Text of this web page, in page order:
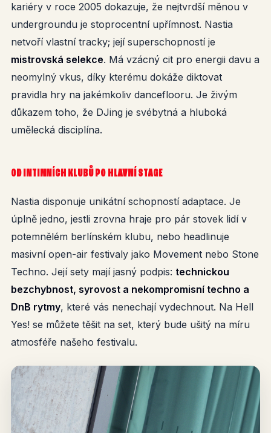
kariéry v roce 2005 dokazuje, že nejtvrdší měnou v
undergroundu je stoprocentní upřímnost. Nastia
netvoří vlastní tracky; její superschopností je
mistrovská selekce. Má vzácný cit pro energii davu a
neomylný vkus, díky kterému dokáže diktovat
pravidla hry na jakémkoliv danceflooru. Je živým
důkazem toho, že DJing je svébytná a hluboká
umělecká disciplína.
OD INTIMNÍCH KLUBŮ PO HLAVNÍ STAGE
Nastia disponuje unikátní schopností adaptace. Je
úplně jedno, jestli zrovna hraje pro pár stovek lidí v
potemnělém berlínském klubu, nebo headlinuje
masivní open-air festivaly jako Movement nebo Stone
Techno. Její sety mají jasný podpis: technickou
bezchybnost, syrovost a nekompromisní techno a
DnB rytmy, které vás nenechají vydechnout. Na Hell
Yes! se můžete těšit na set, který bude ušitý na míru
atmosféře našeho festivalu.